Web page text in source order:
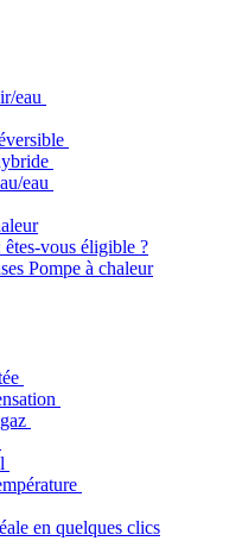
eau
eau
vous éligible ?
Pompe à chaleur
en quelques clics